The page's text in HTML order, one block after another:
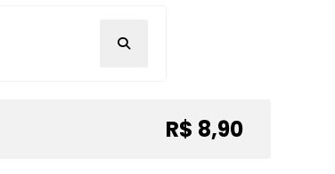
R$ 8,90